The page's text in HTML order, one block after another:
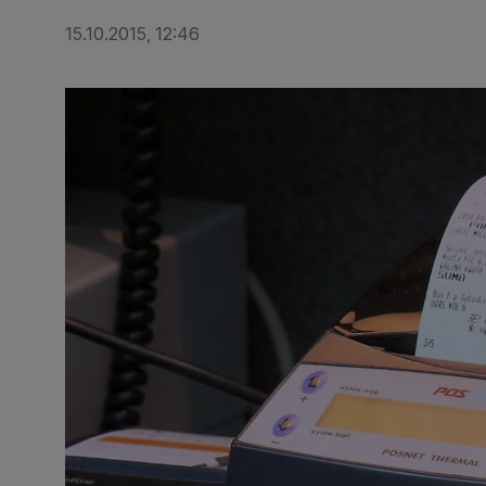
15.10.2015, 12:46